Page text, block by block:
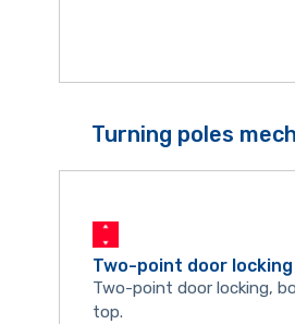
Turning poles
Two-point door locking
Two-point door locking,
top.